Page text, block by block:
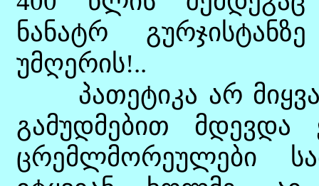
ნანატრ
უმღერის!..
პათეტიკა არ
გამუდმებით
ცრემლმორეულები